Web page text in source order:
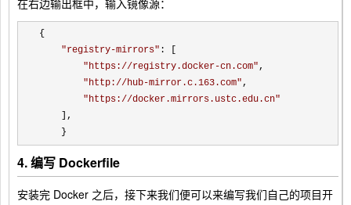
在右边输出框中，输入镜像源：
{
"registry-mirrors" : [
"https://registry.docker-cn.com",
"http://hub-mirror.c.163.com",
"https://docker.mirrors.ustc.edu.cn"
    ],
    }
4. 编写 Dockerfile
安装完 Docker 之后，接下来我们便可以来编写我们自己的项目开